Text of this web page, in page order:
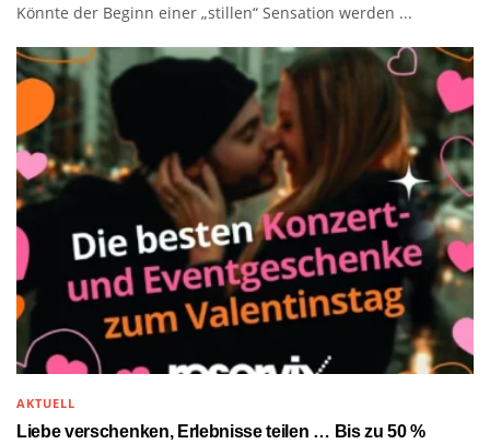
Könnte der Beginn einer „stillen“ Sensation werden ...
AKTUELL
Liebe verschenken, Erlebnisse teilen … Bis zu 50 %